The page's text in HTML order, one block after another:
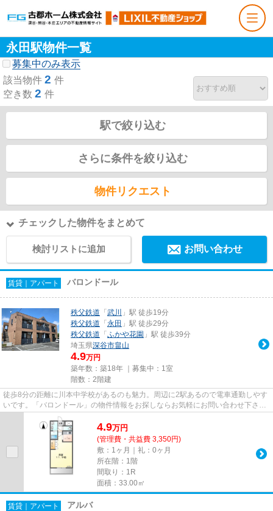
永田駅物件一覧
募集中のみ表示
該当物件 2 件
空き数 2 件
駅で絞り込む
さらに条件を絞り込む
物件リクエスト
チェックした物件をまとめて
検討リストに追加 お問い合わせ
賃貸｜アパート バロンドール
秩父鉄道 「武川
」駅 徒歩19分
秩父鉄道 「永田 」駅 徒歩29分
秩父鉄道 「ふかや花園 」駅 徒歩39分
埼玉県深谷市畠山
4.9万円
築年数：築18年 ｜募集中： 1室
階数：2階建
徒歩8分の距離に川本中学校があるのも魅力。周辺に2駅あるので電車通勤しやす
いです。「バロンドール」の物件情報をお探しならお気軽にお問い合わせ下さ
い。当社スタッフの豊富な経験...
4.9万円
(管理費・共益費 3,350円)
敷：1ヶ月｜礼：0ヶ月
所在階：1階
間取り：1R
面積：33.00㎡
賃貸｜アパート アルバ